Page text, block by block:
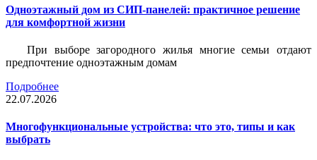
Одноэтажный дом из СИП-панелей: практичное решение
для комфортной жизни
При выборе загородного жилья многие семьи отдают
предпочтение одноэтажным домам
Подробнее
22.07.2026
Многофункциональные устройства: что это, типы и как
выбрать